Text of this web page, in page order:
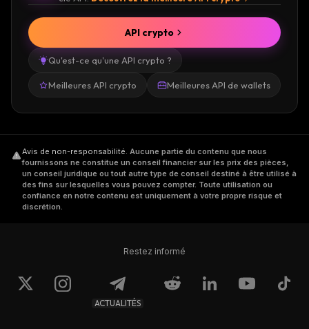
Qu'est-ce qu'une API crypto ?
Meilleures API crypto Meilleures API de wallets
API crypto
Avis de non-responsabilité. Aucune partie du contenu que nous
fournissons ne constitue un conseil financier sur les prix des pièces,
un conseil juridique ou tout autre type de conseil destiné à être utilisé à
des fins sur lesquelles vous pouvez compter. Toute utilisation ou
confiance en notre contenu est uniquement à votre propre risque et
discrétion.
Restez informé
ACTUALITÉS